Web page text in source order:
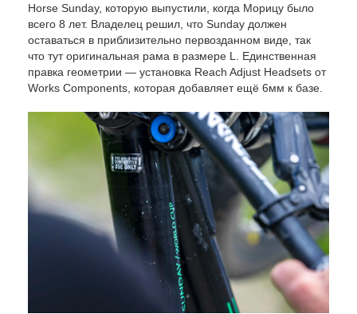
Horse Sunday, которую выпустили, когда Морицу было
всего 8 лет. Владелец решил, что Sunday должен
оставаться в приблизительно первозданном виде, так
что тут оригинальная рама в размере L. Единственная
правка геометрии — установка Reach Adjust Headsets от
Works Components, которая добавляет ещё 6мм к базе.